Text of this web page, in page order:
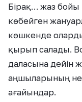
Бірақ… жаз бойы
көбейген
көшкенде
қырып салады.
даласына дейін
аңшыларының
ағайындар.